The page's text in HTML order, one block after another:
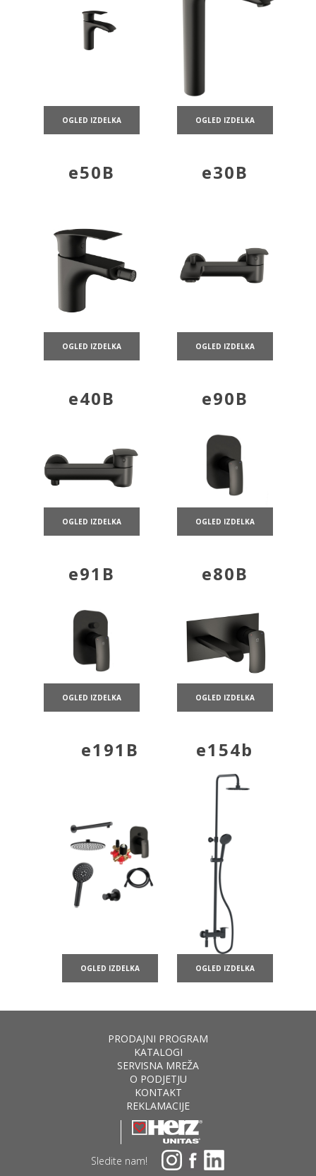
OGLED IZDELKA OGLED IZDELKA
e50B
OGLED IZDELKA
e30B
OGLED IZDELKA
e40B
OGLED IZDELKA
e90B
OGLED IZDELKA
e91B
OGLED IZDELKA
e80B
OGLED IZDELKA
e191B
OGLED IZDELKA
e154b
OGLED IZDELKA
PRODAJNI PROGRAM
KATALOGI
SERVISNA MREŽA
O PODJETJU
KONTAKT
REKLAMACIJE
Sledite nam!